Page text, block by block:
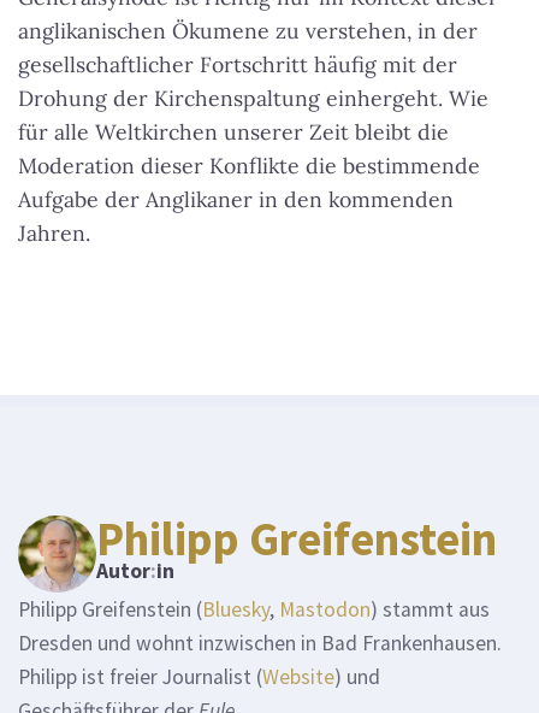
anglikanischen Ökumene zu verstehen, in der
gesellschaftlicher Fortschritt häufig mit der
Drohung der Kirchenspaltung einhergeht. Wie
für alle Weltkirchen unserer Zeit bleibt die
Moderation dieser Konflikte die bestimmende
Aufgabe der Anglikaner in den kommenden
Jahren.
Philipp Greifenstein
Autor:in
Philipp Greifenstein (Bluesky, Mastodon) stammt aus
Dresden und wohnt inzwischen in Bad Frankenhausen.
Philipp ist freier Journalist (Website) und